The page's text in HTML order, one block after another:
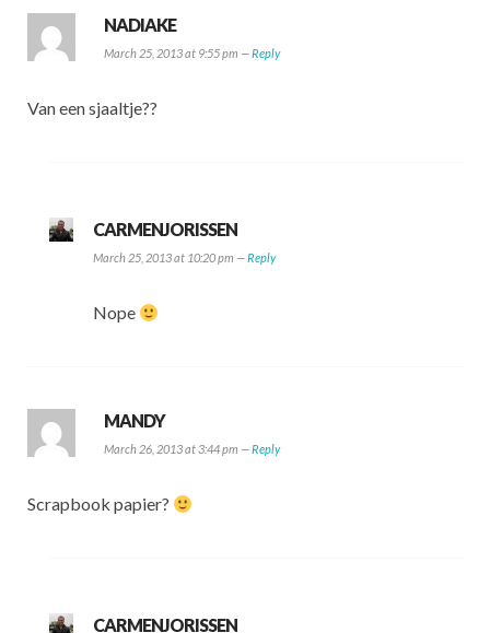
NADIAKE
March 25, 2013 at 9:55 pm —Reply
Van een sjaaltje??
CARMENJORISSEN
March 25, 2013 at 10:20 pm —Reply
Nope
MANDY
March 26, 2013 at 3:44 pm —Reply
Scrapbook papier?
CARMENJORISSEN